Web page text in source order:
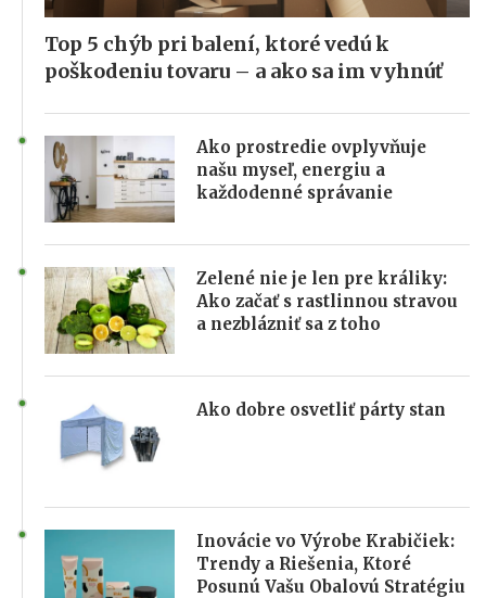
Top 5 chýb pri balení, ktoré vedú k
poškodeniu tovaru – a ako sa im vyhnúť
Ako prostredie ovplyvňuje
našu myseľ, energiu a
každodenné správanie
Zelené nie je len pre králiky:
Ako začať s rastlinnou stravou
a nezblázniť sa z toho
Ako dobre osvetliť párty stan
Inovácie vo Výrobe Krabičiek:
Trendy a Riešenia, Ktoré
Posunú Vašu Obalovú Stratégiu